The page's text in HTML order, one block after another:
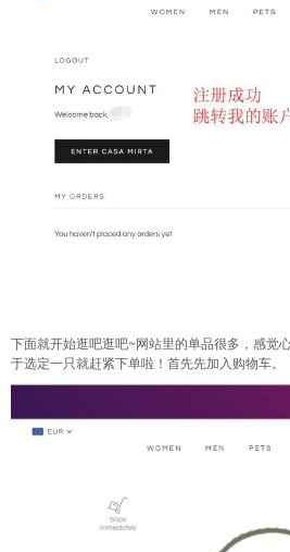
下面就开始逛吧逛吧~网站里的单品很多，感觉
于选定一只就赶紧下单啦！首先先加入购物车。